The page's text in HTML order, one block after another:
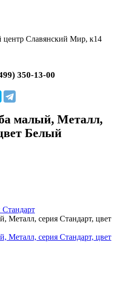
центр Славянский Мир, к14
350-13-00
малый, Металл,
Белый
Стандарт
Металл, серия Стандарт, цвет